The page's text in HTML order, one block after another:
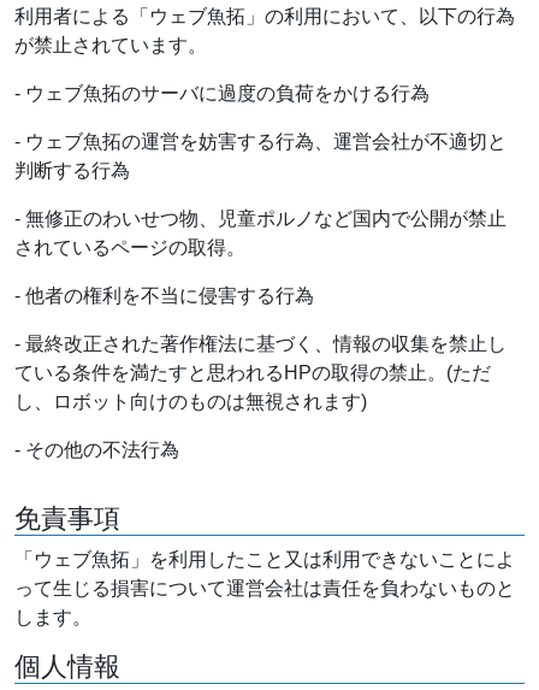
利用者による「ウェブ魚拓」の利用において、以下の行為
が禁止されています。
- ウェブ魚拓のサーバに過度の負荷をかける行為
- ウェブ魚拓の運営を妨害する行為、運営会社が不適切と
判断する行為
- 無修正のわいせつ物、児童ポルノなど国内で公開が禁止
されているページの取得。
- 他者の権利を不当に侵害する行為
- 最終改正された著作権法に基づく、情報の収集を禁止し
ている条件を満たすと思われるHPの取得の禁止。(ただ
し、ロボット向けのものは無視されます)
- その他の不法行為
免責事項
「ウェブ魚拓」を利用したこと又は利用できないことによ
って生じる損害について運営会社は責任を負わないものと
します。
個人情報